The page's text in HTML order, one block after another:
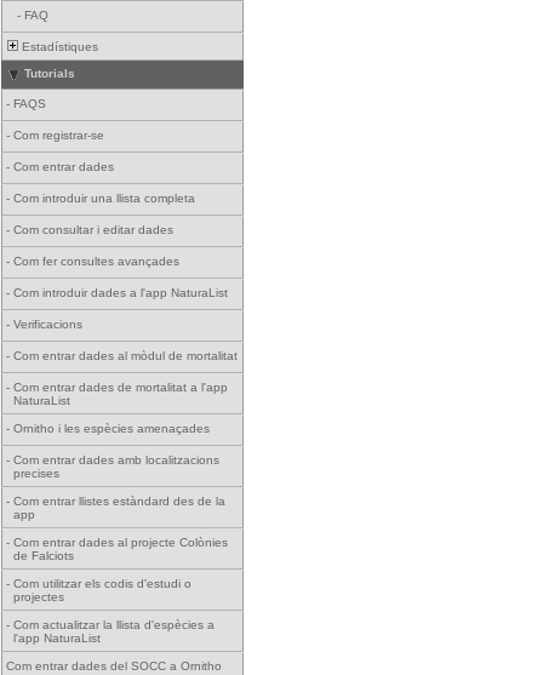
- FAQ
Estadístiques
Tutorials
- FAQS
- Com registrar-se
- Com entrar dades
- Com introduir una llista completa
- Com consultar i editar dades
- Com fer consultes avançades
- Com introduir dades a l'app NaturaList
- Verificacions
- Com entrar dades al mòdul de mortalitat
- Com entrar dades de mortalitat a l'app
NaturaList
- Ornitho i les espècies amenaçades
- Com entrar dades amb localitzacions
precises
- Com entrar llistes estàndard des de la
app
- Com entrar dades al projecte Colònies
de Falciots
- Com utilitzar els codis d'estudi o
projectes
- Com actualitzar la llista d'espècies a
l'app NaturaList
Com entrar dades del SOCC a Ornitho